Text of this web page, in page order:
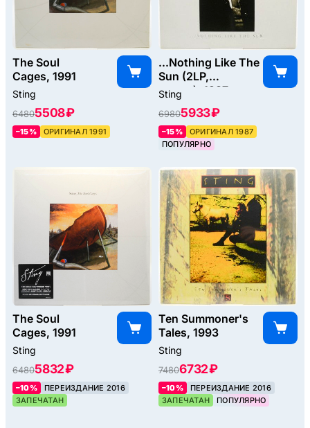
The Soul
Cages, 1991
Sting
64805508 ₽
–15% ОРИГИНАЛ 1991
...Nothing Like The
Sun (2LP,
poster), 1987
Sting
69805933 ₽
–15%
ОРИГИНАЛ 1987
ПОПУЛЯРНО
The Soul
Cages, 1991
Sting
64805832 ₽
–10%
ПЕРЕИЗДАНИЕ 2016
ЗАПЕЧАТАН
Ten Summoner's
Tales, 1993
Sting
74806732 ₽
–10%
ПЕРЕИЗДАНИЕ 2016
ЗАПЕЧАТАН
ПОПУЛЯРНО